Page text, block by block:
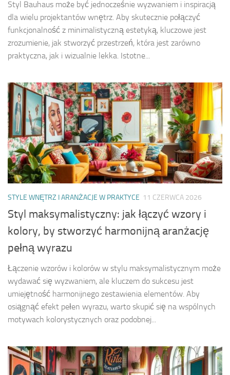
Styl Bauhaus może być jednocześnie wyzwaniem i inspiracją
dla wielu projektantów wnętrz. Aby skutecznie połączyć
funkcjonalność z minimalistyczną estetyką, kluczowe jest
zrozumienie, jak stworzyć przestrzeń, która jest zarówno
praktyczna, jak i wizualnie lekka. Istotne...
STYLE WNĘTRZ I ARANŻACJE W PRAKTYCE 11 CZERWCA 2026
Styl maksymalistyczny: jak łączyć wzory i
kolory, by stworzyć harmonijną aranżację
pełną wyrazu
Łączenie wzorów i kolorów w stylu maksymalistycznym może
wydawać się wyzwaniem, ale kluczem do sukcesu jest
umiejętność harmonijnego zestawienia elementów. Aby
osiągnąć efekt pełen wyrazu, warto skupić się na wspólnych
motywach kolorystycznych oraz podobnej...